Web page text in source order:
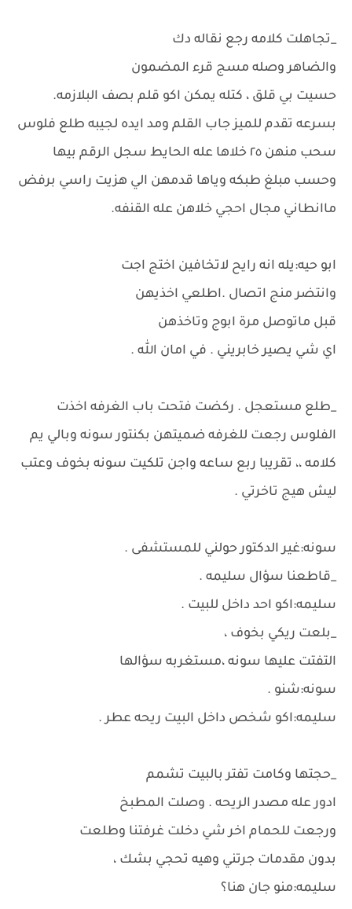
_تجاهلت كلامه رجع نقاله دك
والضاهر وصله مسج قرء المضمون
حسيت بي قلق ، كتله يمكن اكو قلم بصف البلازمه.
بسرعه تقدم للميز جاب القلم ومد ايده لجيبه طلع فلوس
سحب منهن ٢٥ خلاها عله الحايط سجل الرقم بيها
وحسب مبلغ طبكه وياها قدمهن الي هزيت راسي برفض
ماانطاني مجال احجي خلاهن عله القنفه.
ابو حيه:يله انه رايح لاتخافين اختج اجت
وانتضر منج اتصال .اطلعي اخذيهن
قبل ماتوصل مرة ابوج وتاخذهن
اي شي يصير خابريني . في امان الله .
_طلع مستعجل . ركضت فتحت باب الغرفه اخذت
الفلوس رجعت للغرفه ضميتهن بكنتور سونه وبالي يم
كلامه ،، تقريبا ربع ساعه واجن تلكيت سونه بخوف وعتب
ليش هيج تاخرتي .
سونه:غير الدكتور حولني للمستشفى .
_قاطعنا سؤال سليمه .
سليمه:اكو احد داخل للبيت .
_بلعت ريكي بخوف ،
التفتت عليها سونه ،مستغربه سؤالها
سونه:شنو .
سليمه:اكو شخص داخل البيت ريحه عطر .
_حجتها وكامت تفتر بالبيت تشمم
ادور عله مصدر الريحه . وصلت المطبخ
ورجعت للحمام اخر شي دخلت غرفتنا وطلعت
بدون مقدمات جرتني وهيه تحجي بشك ،
سليمه:منو جان هنا؟